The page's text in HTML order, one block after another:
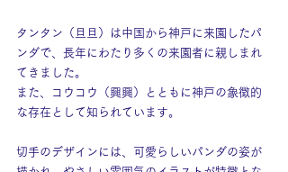
タンタン（旦旦）は中国から神戸に来園したパ
ンダで、長年にわたり多くの来園者に親しまれ
てきました。
また、コウコウ（興興）とともに神戸の象徴的
な存在として知られています。
切手のデザインには、可愛らしいパンダの姿が